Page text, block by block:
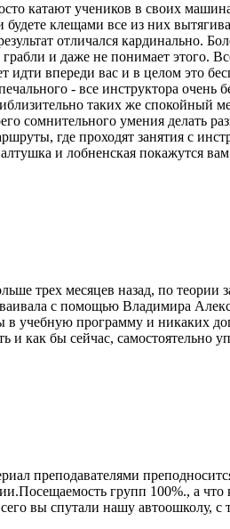
катают учеников в своих
будете клещами все из них
отличался кардинально.
и даже не понимает этого.
идти впереди вас и в целом это
- все инструктора очень
таких же спокойный
сомнительного умения делать
где проходят занятия с
и лобненская покажутся
трех месяцев назад, по теории
с помощью Владимира
в учебную программу и никаких
и как бы сейчас,
преподавателями
групп 100%., а что
вы спутали нашу